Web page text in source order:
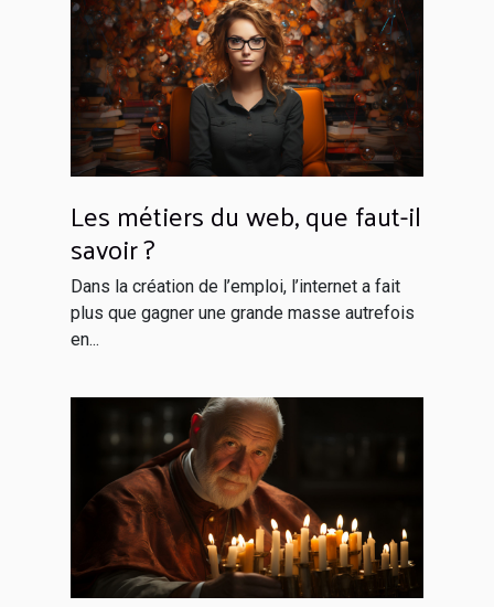
Les métiers du web, que faut-il
savoir ?
Dans la création de l’emploi, l’internet a fait
plus que gagner une grande masse autrefois
en...